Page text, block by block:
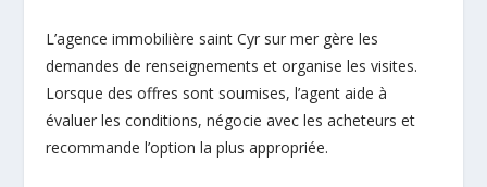
L’agence immobilière saint Cyr sur mer gère les
demandes de renseignements et organise les visites.
Lorsque des offres sont soumises, l’agent aide à
évaluer les conditions, négocie avec les acheteurs et
recommande l’option la plus appropriée.